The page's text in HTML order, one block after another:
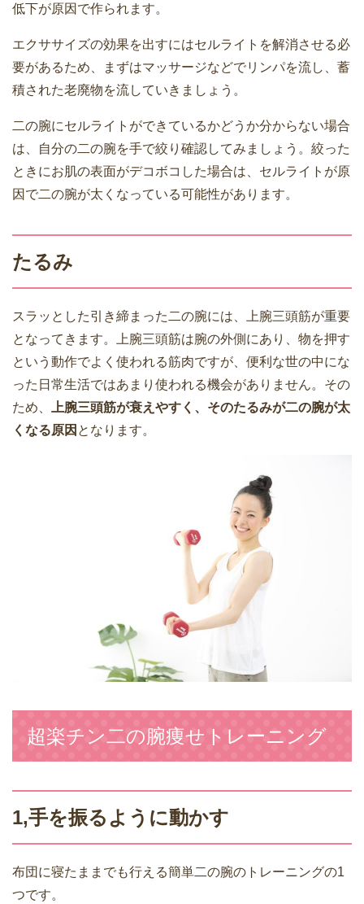
低下が原因で作られます。
エクササイズの効果を出すにはセルライトを解消させる必
要があるため、まずはマッサージなどでリンパを流し、蓄
積された老廃物を流していきましょう。
二の腕にセルライトができているかどうか分からない場合
は、自分の二の腕を手で絞り確認してみましょう。絞った
ときにお肌の表面がデコボコした場合は、セルライトが原
因で二の腕が太くなっている可能性があります。
たるみ
スラッとした引き締まった二の腕には、上腕三頭筋が重要
となってきます。上腕三頭筋は腕の外側にあり、物を押す
という動作でよく使われる筋肉ですが、便利な世の中にな
った日常生活ではあまり使われる機会がありません。その
ため、
上腕三頭筋が衰えやすく、そのたるみが二の腕が太
くなる原因 となります。
超楽チン二の腕痩せトレーニング
1,手を振るように動かす
布団に寝たままでも行える簡単二の腕のトレーニングの1
つです。